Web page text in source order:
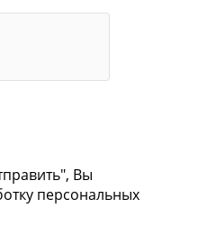
Вы
персональных